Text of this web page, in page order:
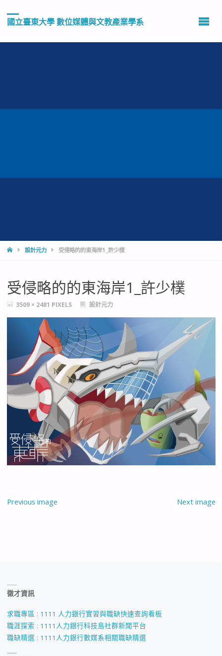
國立臺東大學 數位媒體與文教產業學系
HOME設計元力 受侵略的的東海岸1_許少樸
受侵略的的東海岸1_許少樸
FULL3509 × 2481 PIXELS 設計元力
Previous image Next image
徵才資訊
求職專區 : 1111 人力銀行實習與職缺快速查詢看板
職涯探索 : 1111人力銀行科技島社群新聞平台
職缺精選 : 1111人力銀行數媒系相關職缺精選